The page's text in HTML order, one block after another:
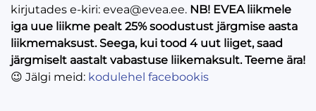
kirjutades e-kiri: evea@evea.ee. NB! EVEA liikmele
iga uue liikme pealt 25% soodustust järgmise aasta
liikmemaksust. Seega, kui tood 4 uut liiget, saad
järgmiselt aastalt vabastuse liikemaksult. Teeme ära!
😉 Jälgi meid: kodulehel facebookis